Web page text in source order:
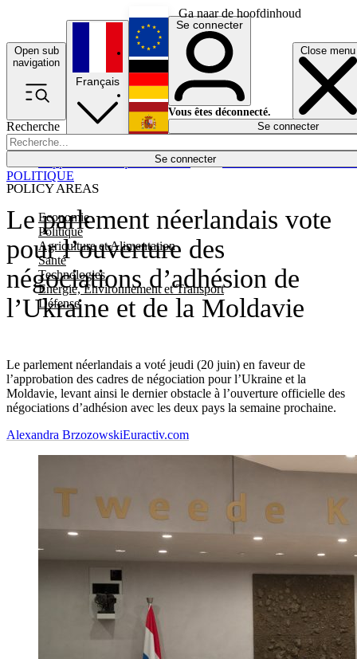
Ga naar de hoofdinhoud
Open sub
navigation
Close menu
Recherche
Se connecter
POLICY AREAS
Economie
Politique
Agriculture et Alimentation
Santé
Technologies
Energie, Environnement et Transport
Défense
Économie
Français
English
Deutsch
Español
Se connecter
Vous êtes déconnecté.
Se connecter
Le parlement néerlandais vote
pour l’ouverture des
négociations d’adhésion de
l’Ukraine et de la Moldavie
Le parlement néerlandais a voté jeudi (20 juin) en faveur de
l’approbation des cadres de négociation pour l’Ukraine et la
Moldavie, levant ainsi le dernier obstacle à l’ouverture officielle des
négociations d’adhésion avec les deux pays la semaine prochaine.
POLITIQUE
Alexandra BrzozowskiEuractiv.com